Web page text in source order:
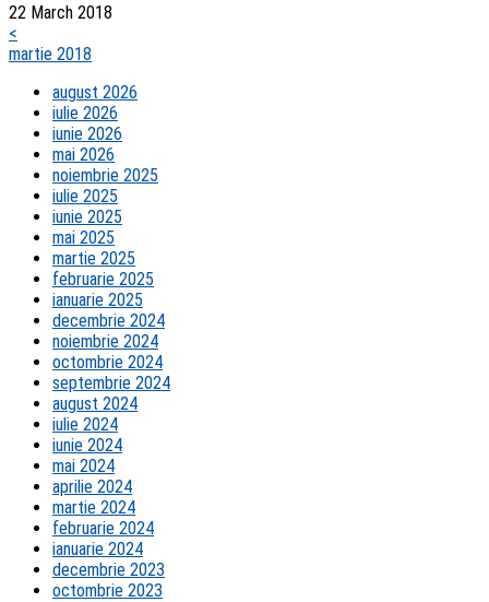
22 March 2018
<
martie 2018
august 2026
iulie 2026
iunie 2026
mai 2026
noiembrie 2025
iulie 2025
iunie 2025
mai 2025
martie 2025
februarie 2025
ianuarie 2025
decembrie 2024
noiembrie 2024
octombrie 2024
septembrie 2024
august 2024
iulie 2024
iunie 2024
mai 2024
aprilie 2024
martie 2024
februarie 2024
ianuarie 2024
decembrie 2023
octombrie 2023